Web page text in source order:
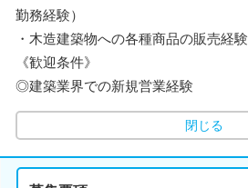
勤務経験）
・木造建築物への各種商品の販売経験
《歓迎条件》
◎建築業界での新規営業経験
閉じる